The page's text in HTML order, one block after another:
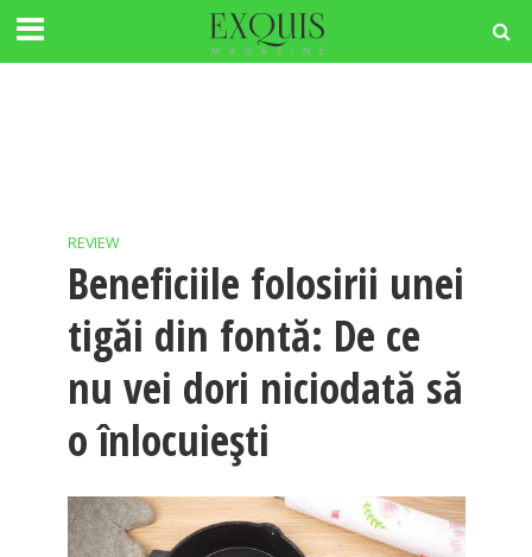
REVIEW
Beneficiile folosirii unei
tigăi din fontă: De ce
nu vei dori niciodată să
o înlocuiești